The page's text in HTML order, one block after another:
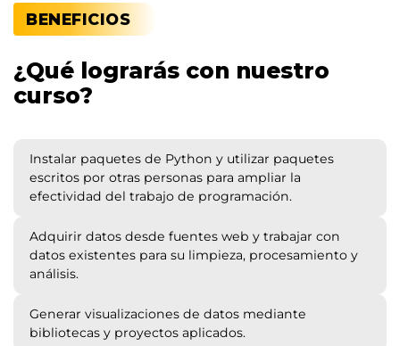
BENEFICIOS
¿Qué lograrás con nuestro
curso?
Instalar paquetes de Python y utilizar paquetes
escritos por otras personas para ampliar la
efectividad del trabajo de programación.
Adquirir datos desde fuentes web y trabajar con
datos existentes para su limpieza, procesamiento y
análisis.
Generar visualizaciones de datos mediante
bibliotecas y proyectos aplicados.